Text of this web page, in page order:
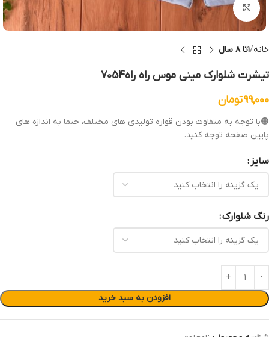
بزرگنمایی تصویر
خانه ۱تا ۸ سال
تیشرت شلوارک مینی موس راه راه7054
99,000تومان
🟠با توجه به متفاوت بودن قواره تولیدی های مختلف، حتما به اندازه های
پایین صفحه توجه کنید.
سایز
رنگ شلوارک
افزودن به سبد خرید